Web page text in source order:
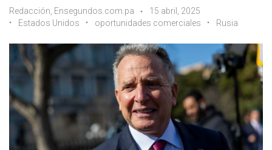
Redacción, Ensegundos.com.pa
15 abril, 2025
Estados Unidos
oportunidades comerciales Rusia